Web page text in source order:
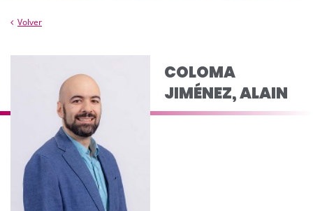
Volver
COLOMA
JIMÉNEZ, ALAIN